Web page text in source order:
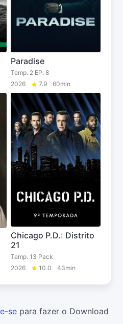
Paradise
Temp. 2 EP. 8
2026
7.9 60min
Chicago P.D.: Distrito
21
Temp. 13 Pack
2026
10.0 43min
se para fazer o Download